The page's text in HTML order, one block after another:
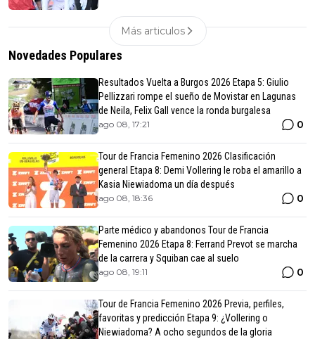
Más articulos
Novedades Populares
Resultados Vuelta a Burgos 2026 Etapa 5: Giulio
Pellizzari rompe el sueño de Movistar en Lagunas
de Neila, Felix Gall vence la ronda burgalesa
ago 08, 17:21 0
Tour de Francia Femenino 2026 Clasificación
general Etapa 8: Demi Vollering le roba el amarillo a
Kasia Niewiadoma un día después
ago 08, 18:36 0
Parte médico y abandonos Tour de Francia
Femenino 2026 Etapa 8: Ferrand Prevot se marcha
de la carrera y Squiban cae al suelo
ago 08, 19:11 0
Tour de Francia Femenino 2026 Previa, perfiles,
favoritas y predicción Etapa 9: ¿Vollering o
Niewiadoma? A ocho segundos de la gloria